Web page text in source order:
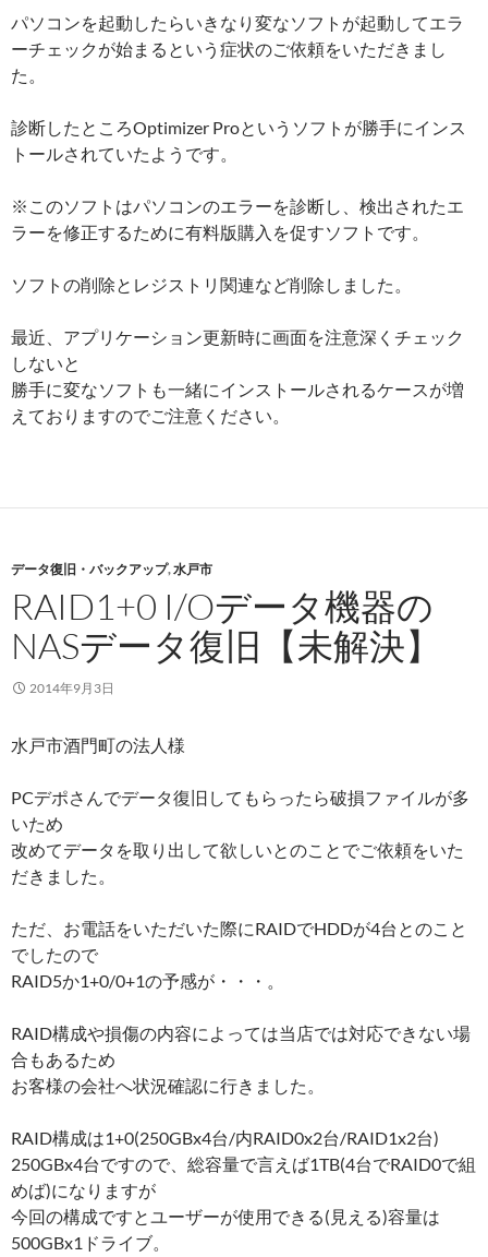
パソコンを起動したらいきなり変なソフトが起動してエラ
ーチェックが始まるという症状のご依頼をいただきまし
た。
診断したところOptimizer Proというソフトが勝手にインス
トールされていたようです。
※このソフトはパソコンのエラーを診断し、検出されたエ
ラーを修正するために有料版購入を促すソフトです。
ソフトの削除とレジストリ関連など削除しました。
最近、アプリケーション更新時に画面を注意深くチェック
しないと
勝手に変なソフトも一緒にインストールされるケースが増
えておりますのでご注意ください。
データ復旧・バックアップ,水戸市
RAID1+0 I/Oデータ機器の
NASデータ復旧【未解決】
2014年9月3日
水戸市酒門町の法人様
PCデポさんでデータ復旧してもらったら破損ファイルが多
いため
改めてデータを取り出して欲しいとのことでご依頼をいた
だきました。
ただ、お電話をいただいた際にRAIDでHDDが4台とのこと
でしたので
RAID5か1+0/0+1の予感が・・・。
RAID構成や損傷の内容によっては当店では対応できない場
合もあるため
お客様の会社へ状況確認に行きました。
RAID構成は1+0(250GBx4台/内RAID0x2台/RAID1x2台)
250GBx4台ですので、総容量で言えば1TB(4台でRAID0で組
めば)になりますが
今回の構成ですとユーザーが使用できる(見える)容量は
500GBx1ドライブ。